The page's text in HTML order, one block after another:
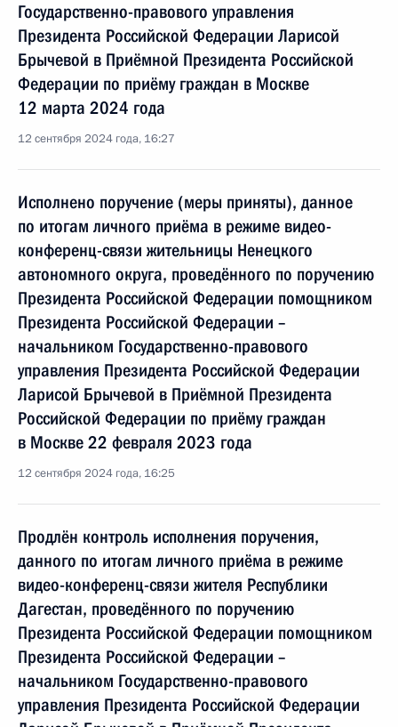
Государственно-правового управления
Президента Российской Федерации Ларисой
Брычевой в Приёмной Президента Российской
Федерации по приёму граждан в Москве
12 марта 2024 года
12 сентября 2024 года, 16:27
Исполнено поручение (меры приняты), данное
по итогам личного приёма в режиме видео-
конференц-связи жительницы Ненецкого
автономного округа, проведённого по поручению
Президента Российской Федерации помощником
Президента Российской Федерации –
начальником Государственно-правового
управления Президента Российской Федерации
Ларисой Брычевой в Приёмной Президента
Российской Федерации по приёму граждан
в Москве 22 февраля 2023 года
12 сентября 2024 года, 16:25
Продлён контроль исполнения поручения,
данного по итогам личного приёма в режиме
видео-конференц-связи жителя Республики
Дагестан, проведённого по поручению
Президента Российской Федерации помощником
Президента Российской Федерации –
начальником Государственно-правового
управления Президента Российской Федерации